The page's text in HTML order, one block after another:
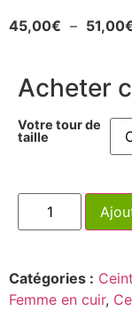
45,00€ – 51,00
Acheter
Votre tour de
taille
Catégories :
Femme en cuir,